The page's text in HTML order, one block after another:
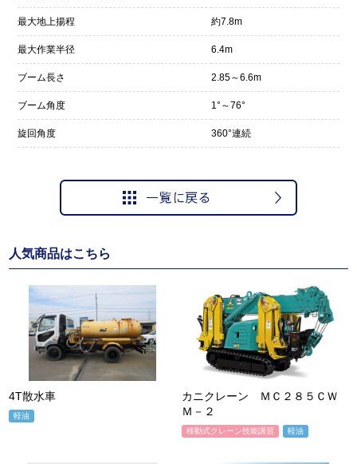
最大地上揚程 約7.8m
最大作業半径 6.4m
ブーム長さ 2.85～6.6m
ブーム角度 1°～76°
旋回角度 360°連続
人気商品はこちら
4T散水車
軽油
カニクレーン ＭＣ２８５ＣＷ
Ｍ－２
移動式クレーン技能講習 軽油